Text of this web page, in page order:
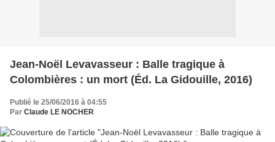
Jean-Noël Levavasseur : Balle tragique à
Colombières : un mort (Éd. La Gidouille, 2016)
Publié le 25/06/2016 à 04:55
Par Claude LE NOCHER